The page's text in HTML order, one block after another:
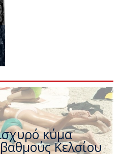
την ώρα